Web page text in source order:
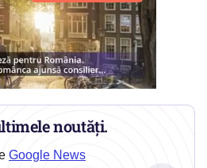
noutăți.
Google News